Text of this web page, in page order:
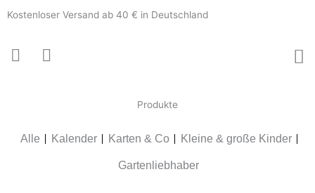
Kostenloser Versand ab 40 € in Deutschland
Produkte
Alle Kalender Karten & Co Kleine & große Kinder
Gartenliebhaber